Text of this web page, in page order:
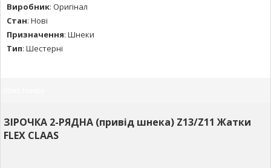
Виробник: Оригінал
Стан: Нові
Призначення: Шнеки
Тип: Шестерні
ЗІРОЧКА 2-РЯДНА (привід шнека) Z13/Z11 Жатки
FLEX CLAAS